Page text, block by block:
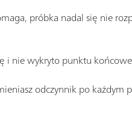
próbka nadal się nie
i nie wykryto punktu
odczynnik po każdym